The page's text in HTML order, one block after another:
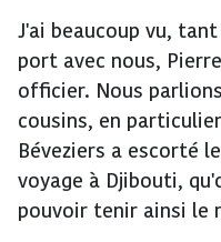
J'ai beaucoup vu,
port avec nous,
officier. Nous
cousins, en
Béveziers a escorté
voyage à Djibouti,
pouvoir tenir ainsi le